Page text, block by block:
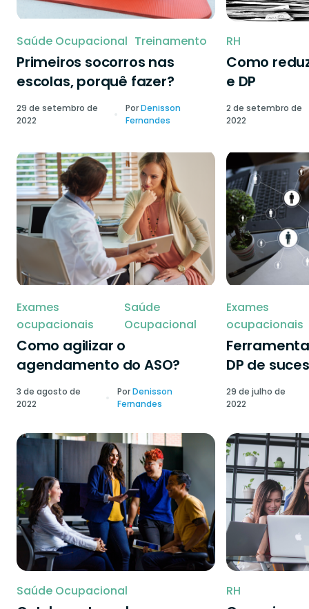
Saúde Ocupacional Treinamento
Primeiros socorros nas
escolas, porquê fazer?
29 de setembro de
2022
PorDenisson
Fernandes
RH
Como
e DP
2 de setembro de
2022
Exames
ocupacionais
Saúde
Ocupacional
Como agilizar o
agendamento do ASO?
3 de agosto de
2022
PorDenisson
Fernandes
Exames
ocupacionais
DP de
29 de julho de
2022
Saúde Ocupacional RH